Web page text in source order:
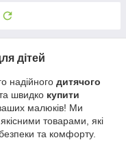
дітей
надійного дитячого
швидко купити
малюків! Ми
товарами, які
та комфорту.